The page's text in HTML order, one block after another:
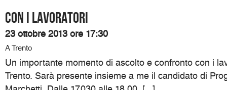
Con i lavoratori
23 ottobre 2013 ore 17:30
A Trento
Un importante momento di ascolto e confronto con i
Trento. Sarà presente insieme a me il candidato di